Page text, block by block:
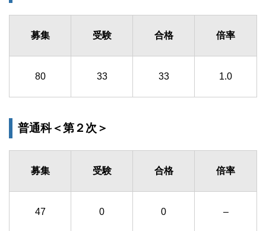
募集 受験 合格 倍率
80 33 33 1.0
普通科＜第２次＞
募集 受験 合格 倍率
47 0 0 –